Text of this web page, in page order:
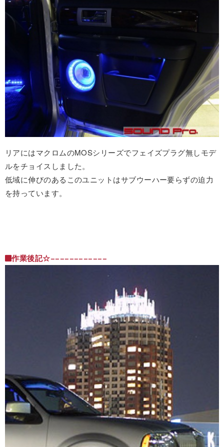
リアにはマクロムのMOSシリーズでフェイズプラグ無しモデ
ルをチョイスしました。
低域に伸びのあるこのユニットはサブウーハー要らずの迫力
を持っています。
作業後記☆−−−−−−−−−−−−